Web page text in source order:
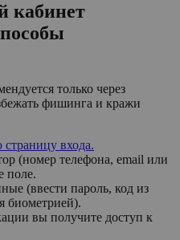
кабинет
только через
фишинга и кражи
входа.
(номер телефона, email или
поле.
(ввести пароль, код из
биометрией).
вы получите доступ к